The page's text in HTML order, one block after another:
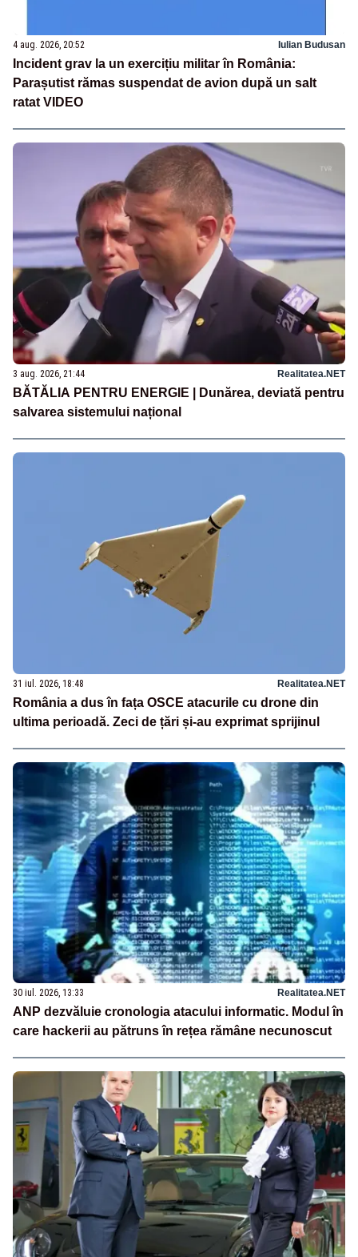
4 aug. 2026, 20:52 Iulian Budusan
Incident grav la un exercițiu militar în România:
Parașutist rămas suspendat de avion după un salt
ratat VIDEO
3 aug. 2026, 21:44 Realitatea.NET
BĂTĂLIA PENTRU ENERGIE | Dunărea, deviată pentru
salvarea sistemului național
31 iul. 2026, 18:48 Realitatea.NET
România a dus în fața OSCE atacurile cu drone din
ultima perioadă. Zeci de țări și-au exprimat sprijinul
30 iul. 2026, 13:33 Realitatea.NET
ANP dezvăluie cronologia atacului informatic. Modul în
care hackerii au pătruns în rețea rămâne necunoscut